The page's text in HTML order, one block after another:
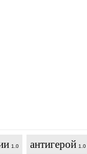
1.0 антигерой 1.0